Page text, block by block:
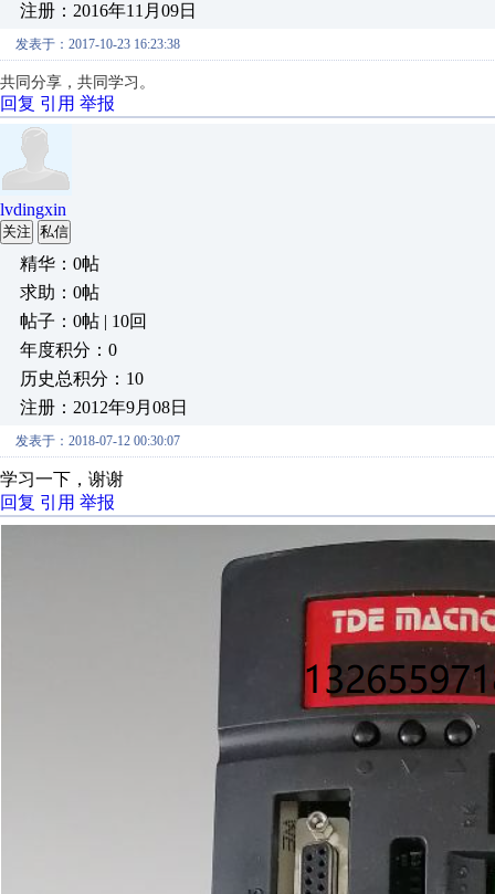
注册：2016年11月09日
发表于：2017-10-23 16:23:38
共同分享，共同学习。
回复 引用 举报
lvdingxin
关注 私信
精华：0帖
求助：0帖
帖子：0帖 | 10回
年度积分：0
历史总积分：10
注册：2012年9月08日
发表于：2018-07-12 00:30:07
学习一下，谢谢
回复 引用 举报